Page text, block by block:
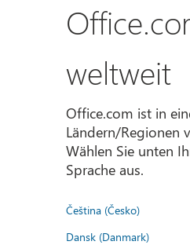
weltweit
Office.com ist in
Ländern/Regionen
Wählen Sie unten
Sprache aus.
Čeština (Česko)
Dansk (Danmark)